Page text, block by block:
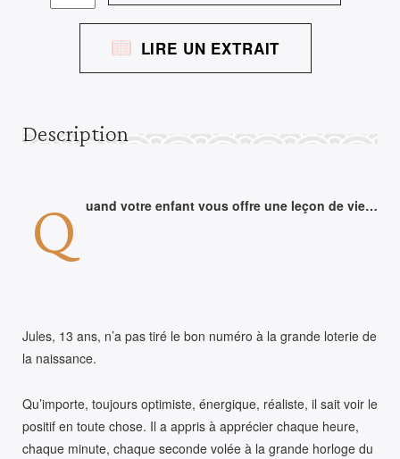
HUIT
MINUTES
PLUS
LIRE UN EXTRAIT
Description
Q uand votre enfant vous offre une leçon de vie…
Jules, 13 ans, n’a pas tiré le bon numéro à la grande loterie de
la naissance.
Qu’importe, toujours optimiste, énergique, réaliste, il sait voir le
positif en toute chose. Il a appris à apprécier chaque heure,
chaque minute, chaque seconde volée à la grande horloge du